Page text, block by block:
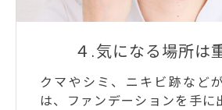
４.気になる場所は
クマやシミ、ニキビ跡など
は、ファンデーションを手に